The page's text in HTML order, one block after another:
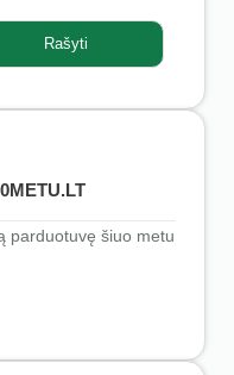
Rašyti
parduotuvę šiuo metu